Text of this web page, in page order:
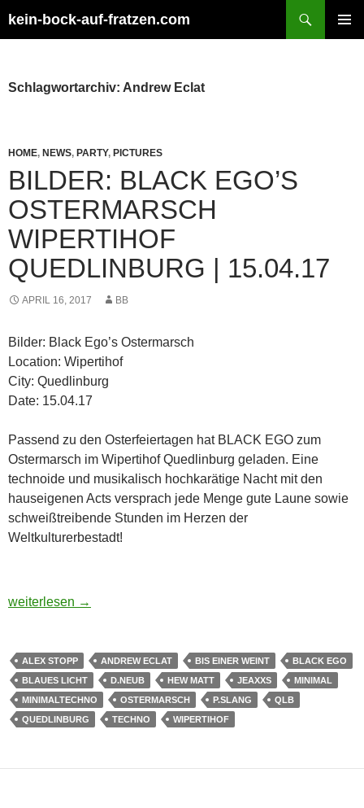
Inhalt
kein-bock-auf-fratzen.com
Schlagwortarchiv: Andrew Eclat
HOME, NEWS, PARTY, PICTURES
BILDER: BLACK EGO’S
OSTERMARSCH
WIPERTIHOF
QUEDLINBURG | 15.04.17
APRIL 16, 2017 BB
Bilder: Black Ego’s Ostermarsch
Location: Wipertihof
City: Quedlinburg
Date: 15.04.17
Passend zu den Osterfeiertagen hat BLACK EGO zum
Ostermarsch im Wipertihof Quedlinburg geladen. Eine
technoide und musikalisch hochkarätige Nacht mit den
hauseigenen Acts versprach jede Menge gute Laune sowie
schweißtreibende Stunden im Herzen der
Weltkulturerbestadt!
Bilder: Black Ego’s Ostermarsch Wipertihof Quedlinburg |
weiterlesen →
ALEX STOPP ANDREW ECLAT BIS EINER WEINT
BLACK EGO
BLAUES LICHT
D.NEUB HEW MATT JEAXXS
MINIMAL
MINIMALTECHNO
OSTERMARSCH P.SLANG
QLB
QUEDLINBURG
TECHNO WIPERTIHOF